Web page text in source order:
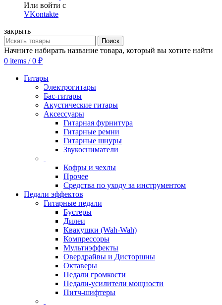
Или войти с
VKontakte
закрыть
Поиск
Начните набирать название товара, который вы хотите найти
0 items / 0 ₽
Гитары
Электрогитары
Бас-гитары
Акустические гитары
Аксессуары
Гитарная фурнитура
Гитарные ремни
Гитарные шнуры
Звукосниматели
Кофры и чехлы
Прочее
Средства по уходу за инструментом
Педали эффектов
Гитарные педали
Бустеры
Дилеи
Квакушки (Wah-Wah)
Компрессоры
Мультиэффекты
Овердрайвы и Дисторшны
Октаверы
Педали громкости
Педали-усилители мощности
Питч-шифтеры